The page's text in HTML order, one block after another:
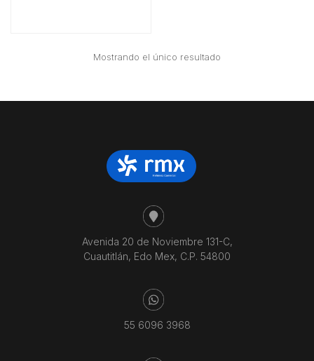
Mostrando el único resultado
Avenida 20 de Noviembre 131-C,
Cuautitlán, Edo Mex, C.P. 54800
55 6096 3968